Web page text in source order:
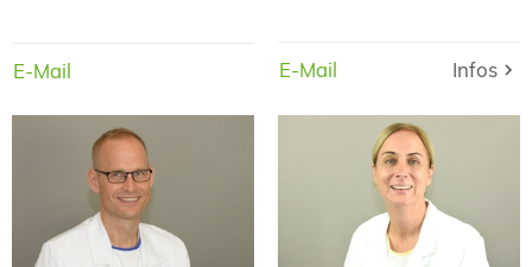
E-Mail E-Mail Infos
E-Mail
Infos
Norbert Wagner Sabine Haverkämper